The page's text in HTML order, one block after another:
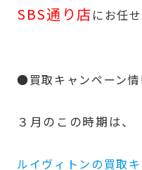
SBS通り店にお任
●買取キャンペーン
３月のこの時期は、
ルイヴィトンの買取